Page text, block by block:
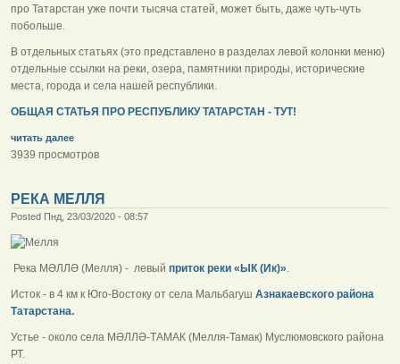
про Татарстан уже почти тысяча статей, может быть, даже чуть-чуть
побольше.
В отдельных статьях (это представлено в разделах левой колонки меню)
отдельные ссылки на реки, озера, памятники природы, исторические
места, города и села нашей республики.
ОБЩАЯ СТАТЬЯ ПРО РЕСПУБЛИКУ ТАТАРСТАН - ТУТ!
читать далее
3939 просмотров
РЕКА МЕЛЛЯ
Posted Пнд, 23/03/2020 - 08:57
Река МӘЛЛӘ (Мелля) - левый приток реки «ЫК (Ик)».
Исток - в 4 км к Юго-Востоку от села Мальбагуш Азнакаевского района
Татарстана.
Устье - около села МӘЛЛӘ-ТАМАК (Мелля-Тамак) Муслюмовского района
РТ.